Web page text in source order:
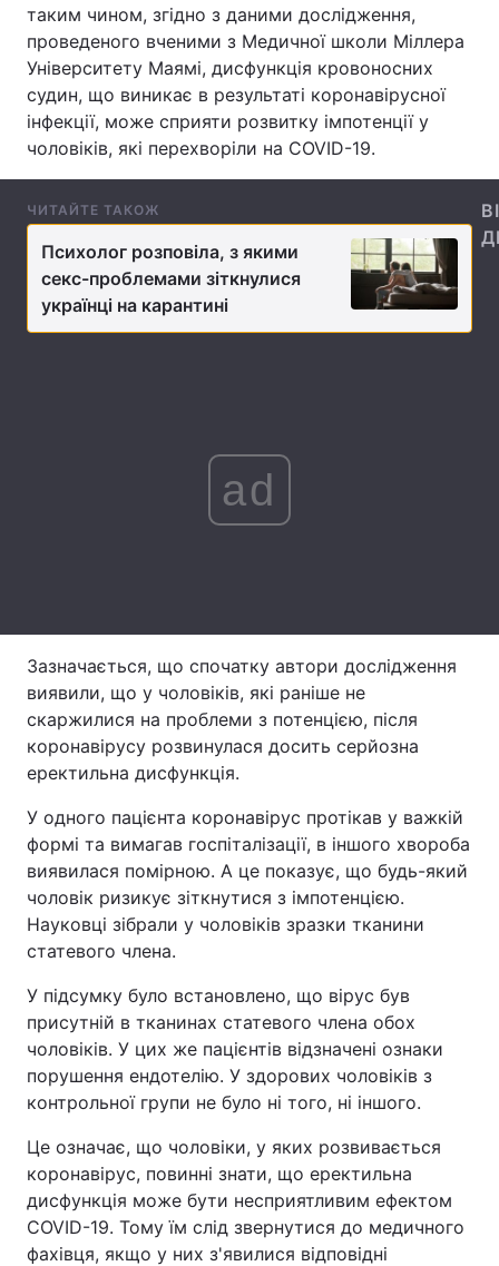
Спорт Наука
Техно і зв'язок Лайт
Зброя Інциденти
Цікавинки Погода
Лонгріди
Вакансії
Тема оформлення
таким чином, згідно з даними дослідження,
проведеного вченими з Медичної школи Міллера
Університету Маямі, дисфункція кровоносних
судин, що виникає в результаті коронавірусної
інфекції, може сприяти розвитку імпотенції у
чоловіків, які перехворіли на COVID-19.
ЧИТАЙТЕ ТАКОЖ
Психолог розповіла, з якими
секс-проблемами зіткнулися
українці на карантині
ad
Зазначається, що спочатку автори дослідження
виявили, що у чоловіків, які раніше не
скаржилися на проблеми з потенцією, після
коронавірусу розвинулася досить серйозна
еректильна дисфункція.
У одного пацієнта коронавірус протікав у важкій
формі та вимагав госпіталізації, в іншого хвороба
виявилася помірною. А це показує, що будь-який
чоловік ризикує зіткнутися з імпотенцією.
Науковці зібрали у чоловіків зразки тканини
статевого члена.
У підсумку було встановлено, що вірус був
присутній в тканинах статевого члена обох
чоловіків. У цих же пацієнтів відзначені ознаки
порушення ендотелію. У здорових чоловіків з
контрольної групи не було ні того, ні іншого.
Це означає, що чоловіки, у яких розвивається
коронавірус, повинні знати, що еректильна
дисфункція може бути несприятливим ефектом
COVID-19. Тому їм слід звернутися до медичного
фахівця, якщо у них з'явилися відповідні